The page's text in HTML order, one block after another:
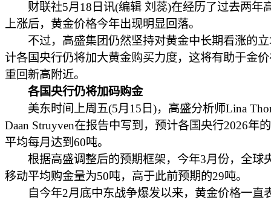
财联社5月18日讯(编辑 刘蕊)在经历了过去两年
上涨后，黄金价格今年出现明显回落。
不过，高盛集团仍然坚持对黄金中长期看涨的立
计各国央行仍将加大黄金购买力度，这将有助于金
重回新高附近。
各国央行仍将加码购金
美东时间上周五(5月15日)，高盛分析师Lina
Daan Struyven在报告中写到，预计各国央行2026年
平均每月达到60吨。
根据高盛调整后的预期框架，今年3月份，全球
移动平均购金量为50吨，高于此前预期的29吨。
自今年2月底中东战争爆发以来，黄金价格一直